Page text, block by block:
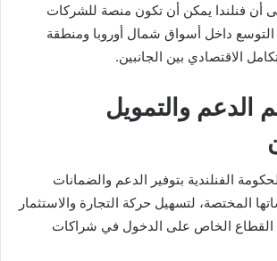
أن فنلندا يمكن أن تكون منصة للشركات
التوسع داخل أسواق شمال أوروبا ومنطقة
الاقتصادي بين الجانبين.
الدعم والتمويل
الفنلندية بتوفير الدعم والضمانات
المختصة، لتسهيل حركة التجارة والاستثمار
القطاع الخاص على الدخول في شراكات